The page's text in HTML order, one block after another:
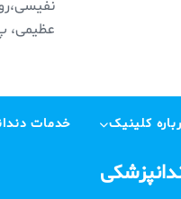
عظیمی، پ 42،
کلینیک خدمات